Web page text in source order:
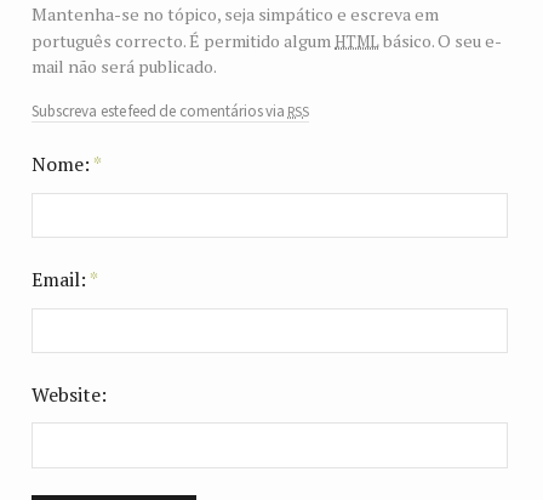
Mantenha-se no tópico, seja simpático e escreva em
português correcto. É permitido algum htmlbásico. O seu e-
mail não será publicado.
Subscreva este feed de comentários via rss
Nome: *
Email: *
Website: